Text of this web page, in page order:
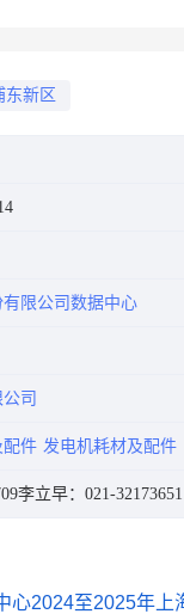
东新区
限公司数据中心
司
配件 发电机耗材及配件
李立早：021-32173651
心2024至2025年